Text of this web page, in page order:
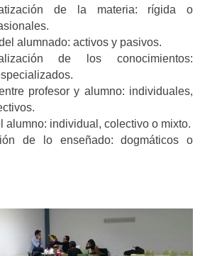
de la materia: rígida o
alumnado: activos y pasivos.
de los conocimientos:
profesor y alumno: individuales,
alumno: individual, colectivo o mixto.
de lo enseñado: dogmáticos o